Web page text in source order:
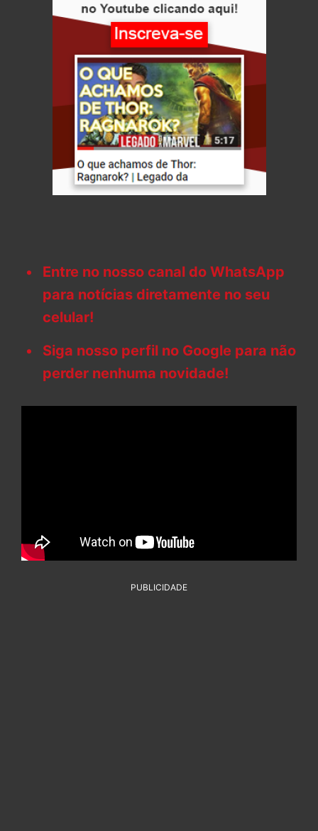
Entre no nosso canal do WhatsApp
para notícias diretamente no seu
celular!
Siga nosso perfil no Google para não
perder nenhuma novidade!
PUBLICIDADE